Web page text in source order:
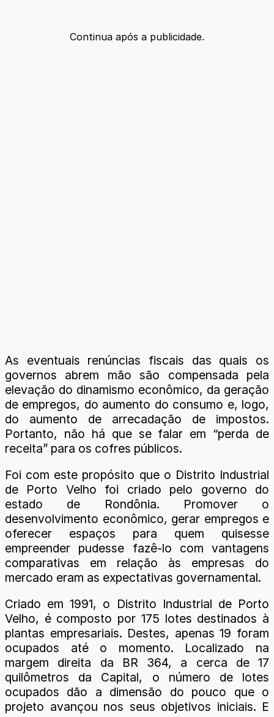
Continua após a publicidade.
As eventuais renúncias fiscais das quais os
governos abrem mão são compensada pela
elevação do dinamismo econômico, da geração
de empregos, do aumento do consumo e, logo,
do aumento de arrecadação de impostos.
Portanto, não há que se falar em “perda de
receita” para os cofres públicos.
Foi com este propósito que o Distrito Industrial
de Porto Velho foi criado pelo governo do
estado de Rondônia. Promover o
desenvolvimento econômico, gerar empregos e
oferecer espaços para quem quisesse
empreender pudesse fazê-lo com vantagens
comparativas em relação às empresas do
mercado eram as expectativas governamental.
Criado em 1991, o Distrito Industrial de Porto
Velho, é composto por 175 lotes destinados à
plantas empresariais. Destes, apenas 19 foram
ocupados até o momento. Localizado na
margem direita da BR 364, a cerca de 17
quilômetros da Capital, o número de lotes
ocupados dão a dimensão do pouco que o
projeto avançou nos seus objetivos iniciais. E